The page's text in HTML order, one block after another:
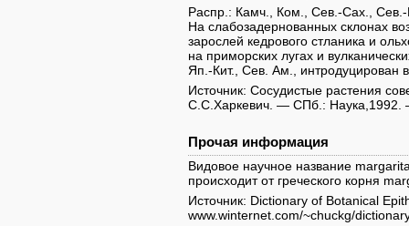
Распр.: Камч., Ком., Сев.-Сах.,
На слабозадернованных склонах
зарослей кедрового стланика и
на приморских лугах и
Яп.-Кит., Сев. Ам.,
Источник: Сосудистые растения
С.С.Харкевич. — СПб.: Наука,1992.
Прочая информация
Видовое научное название
происходит от греческого корня
Источник: Dictionary of Botanical
www.winternet.com/~chuckg/